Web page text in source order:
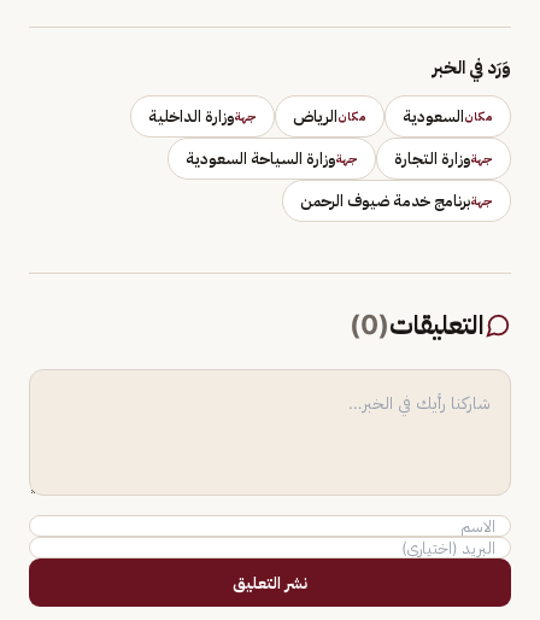
وَرَد في الخبر
مكانالسعودية مكانالرياض جهةوزارة الداخلية
جهةوزارة التجارة جهةوزارة السياحة السعودية
جهةبرنامج خدمة ضيوف الرحمن
التعليقات(
0
)
نشر التعليق